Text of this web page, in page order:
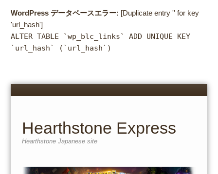
WordPress データベースエラー: [Duplicate entry '' for key
'url_hash']
ALTER TABLE `wp_blc_links` ADD UNIQUE KEY
`url_hash` (`url_hash`)
Menu
Hearthstone Express
Hearthstone Japanese site